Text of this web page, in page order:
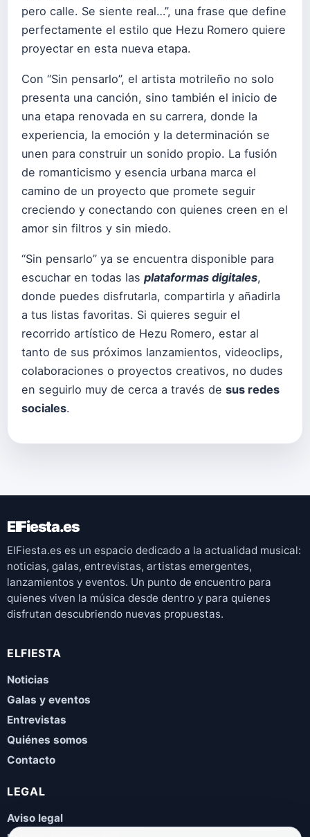
pero calle. Se siente real…”, una frase que define
perfectamente el estilo que Hezu Romero quiere
proyectar en esta nueva etapa.
Con “Sin pensarlo”, el artista motrileño no solo
presenta una canción, sino también el inicio de
una etapa renovada en su carrera, donde la
experiencia, la emoción y la determinación se
unen para construir un sonido propio. La fusión
de romanticismo y esencia urbana marca el
camino de un proyecto que promete seguir
creciendo y conectando con quienes creen en el
amor sin filtros y sin miedo.
“Sin pensarlo” ya se encuentra disponible para
escuchar en todas las plataformas digitales,
donde puedes disfrutarla, compartirla y añadirla
a tus listas favoritas. Si quieres seguir el
recorrido artístico de Hezu Romero, estar al
tanto de sus próximos lanzamientos, videoclips,
colaboraciones o proyectos creativos, no dudes
en seguirlo muy de cerca a través de sus redes
sociales.
ElFiesta.es
ElFiesta.es es un espacio dedicado a la actualidad musical:
noticias, galas, entrevistas, artistas emergentes,
lanzamientos y eventos. Un punto de encuentro para
quienes viven la música desde dentro y para quienes
disfrutan descubriendo nuevas propuestas.
ELFIESTA
Noticias
Galas y eventos
Entrevistas
Quiénes somos
Contacto
LEGAL
Aviso legal